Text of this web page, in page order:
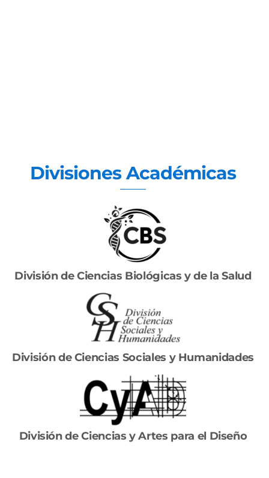
Divisiones Académicas
División de Ciencias Biológicas y de la Salud
División de Ciencias Sociales y Humanidades
División de Ciencias y Artes para el Diseño